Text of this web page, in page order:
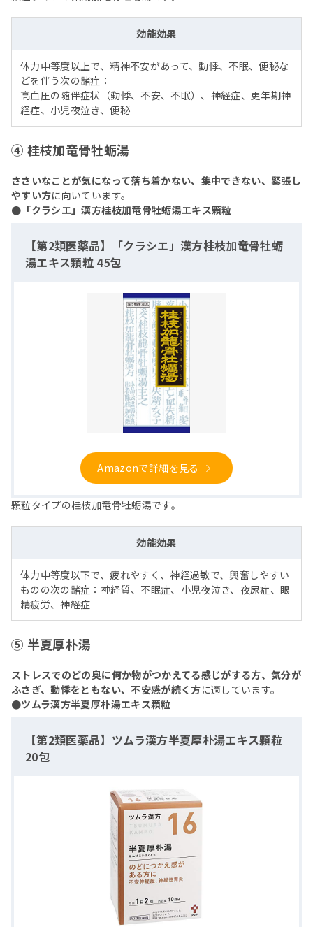
効能効果
体力中等度以上で、精神不安があって、動悸、不眠、便秘な
どを伴う次の諸症：
高血圧の随伴症状（動悸、不安、不眠）、神経症、更年期神
経症、小児夜泣き、便秘
④ 桂枝加竜骨牡蛎湯
ささいなことが気になって落ち着かない、集中できない、緊張し
やすい方に向いています。
●「クラシエ」漢方桂枝加竜骨牡蛎湯エキス顆粒
【第2類医薬品】「クラシエ」漢方桂枝加竜骨牡蛎
湯エキス顆粒 45包
Amazonで詳細を見る
顆粒タイプの桂枝加竜骨牡蛎湯です。
効能効果
体力中等度以下で、疲れやすく、神経過敏で、興奮しやすい
ものの次の諸症：神経質、不眠症、小児夜泣き、夜尿症、眼
精疲労、神経症
⑤ 半夏厚朴湯
ストレスでのどの奥に何か物がつかえてる感じがする方、気分が
ふさぎ、動悸をともない、不安感が続く方に適しています。
●ツムラ漢方半夏厚朴湯エキス顆粒
【第2類医薬品】ツムラ漢方半夏厚朴湯エキス顆粒
20包